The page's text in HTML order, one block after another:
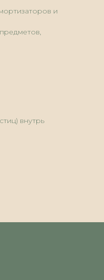
и
внутрь